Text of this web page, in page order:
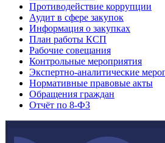
Противодействие коррупции
Аудит в сфере закупок
Информация о закупках
План работы КСП
Рабочие совещания
Контрольные мероприятия
Экспертно-аналитические
Нормативные правовые акты
Обращения граждан
Отчёт по 8-ФЗ